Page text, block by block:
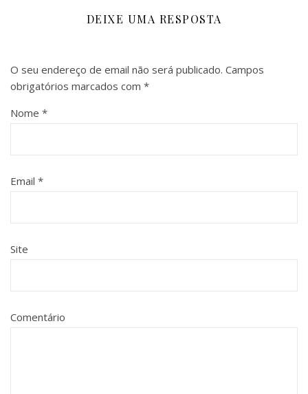
DEIXE UMA RESPOSTA
O seu endereço de email não será publicado. Campos
obrigatórios marcados com *
Nome *
Email *
Site
Comentário